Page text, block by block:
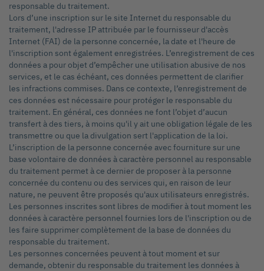
responsable du traitement.
Lors d’une inscription sur le site Internet du responsable du
traitement, l'adresse IP attribuée par le fournisseur d'accès
Internet (FAI) de la personne concernée, la date et l'heure de
l'inscription sont également enregistrées. L’enregistrement de ces
données a pour objet d’empêcher une utilisation abusive de nos
services, et le cas échéant, ces données permettent de clarifier
les infractions commises. Dans ce contexte, l’enregistrement de
ces données est nécessaire pour protéger le responsable du
traitement. En général, ces données ne font l’objet d’aucun
transfert à des tiers, à moins qu'il y ait une obligation légale de les
transmettre ou que la divulgation sert l'application de la loi.
L’inscription de la personne concernée avec fourniture sur une
base volontaire de données à caractère personnel au responsable
du traitement permet à ce dernier de proposer à la personne
concernée du contenu ou des services qui, en raison de leur
nature, ne peuvent être proposés qu'aux utilisateurs enregistrés.
Les personnes inscrites sont libres de modifier à tout moment les
données à caractère personnel fournies lors de l'inscription ou de
les faire supprimer complètement de la base de données du
responsable du traitement.
Les personnes concernées peuvent à tout moment et sur
demande, obtenir du responsable du traitement les données à